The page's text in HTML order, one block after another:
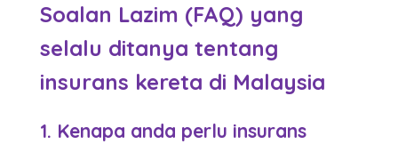
Soalan Lazim (FAQ) yang
selalu ditanya tentang
insurans kereta di Malaysia
1. Kenapa anda perlu insurans